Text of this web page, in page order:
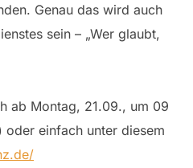
Genau das wird auch
sein – „Wer glaubt,
ab Montag, 21.09., um 09
einfach unter diesem